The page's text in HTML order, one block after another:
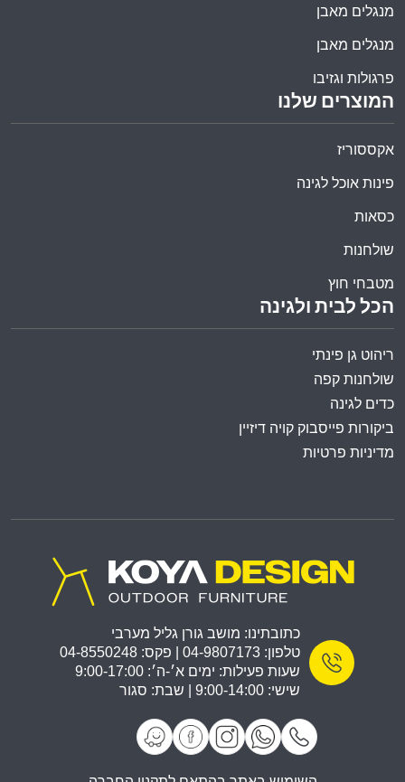
הכל לבית ולגינה
ריהוט גן פינתי
שולחנות קפה
כדים לגינה
ביקורות פייסבוק קויה דיזיין
מדיניות פרטיות
המוצרים שלנו
אקססוריז
פינות אוכל לגינה
כסאות
שולחנות
מטבחי חוץ
מנגלים מאבן
מנגלים מאבן
פרגולות וגזיבו
כתובתינו: מושב גורן גליל מערבי
טלפון: 04-9807173 | פקס: 04-8550248
שעות פעילות: ימים א׳-ה׳: 9:00-17:00
שישי: 9:00-14:00 | שבת: סגור